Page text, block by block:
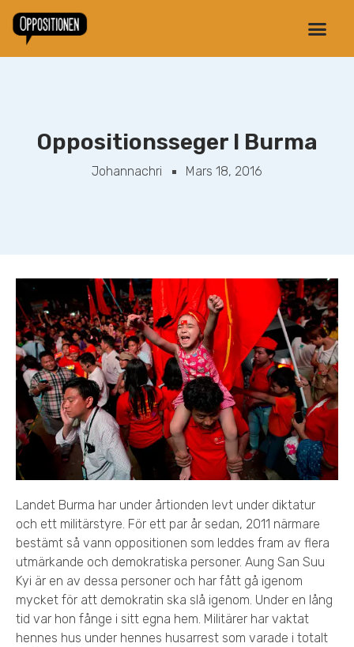
Oppositionsseger I Burma
Johannachri Mars 18, 2016
Landet Burma har under årtionden levt under diktatur
och ett militärstyre. För ett par år sedan, 2011 närmare
bestämt så vann oppositionen som leddes fram av flera
utmärkande och demokratiska personer. Aung San Suu
Kyi är en av dessa personer och har fått gå igenom
mycket för att demokratin ska slå igenom. Under en lång
tid var hon fånge i sitt egna hem. Militärer har vaktat
hennes hus under hennes husarrest som varade i totalt